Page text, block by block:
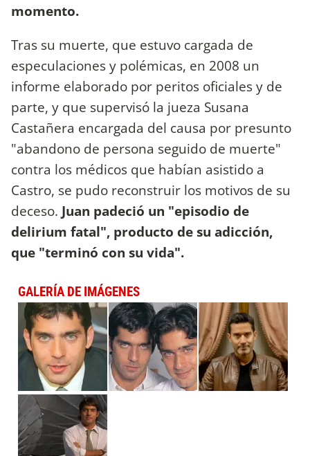
momento.
Tras su muerte, que estuvo cargada de
especulaciones y polémicas, en 2008 un
informe elaborado por peritos oficiales y de
parte, y que supervisó la jueza Susana
Castañera encargada del causa por presunto
"abandono de persona seguido de muerte"
contra los médicos que habían asistido a
Castro, se pudo reconstruir los motivos de su
deceso. Juan padeció un "episodio de
delirium fatal", producto de su adicción,
que "terminó con su vida".
GALERÍA DE IMÁGENES